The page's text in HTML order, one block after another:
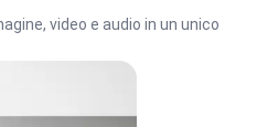
video e audio in un unico